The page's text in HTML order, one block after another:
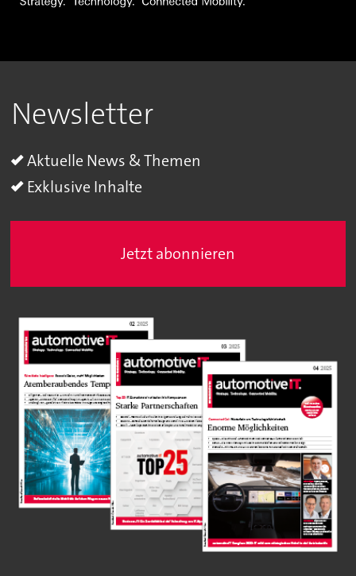
Newsletter
Aktuelle News & Themen
Exklusive Inhalte
Jetzt abonnieren